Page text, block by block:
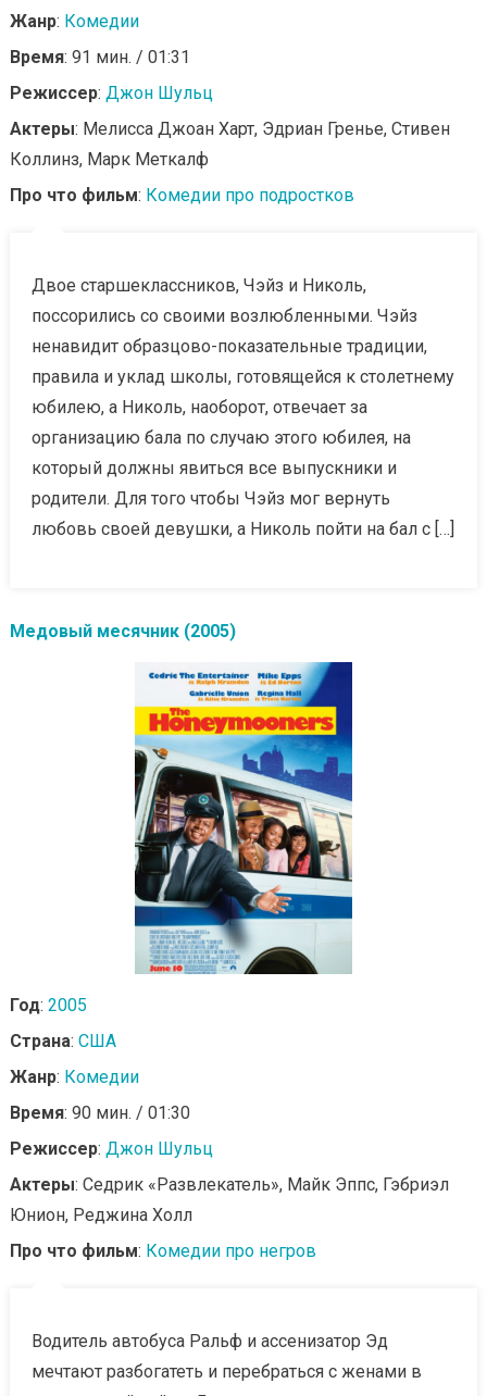
Жанр: Комедии
Время: 91 мин. / 01:31
Режиссер: Джон Шульц
Актеры: Мелисса Джоан Харт, Эдриан Гренье, Стивен
Коллинз, Марк Меткалф
Про что фильм: Комедии про подростков
Двое старшеклассников, Чэйз и Николь,
поссорились со своими возлюбленными. Чэйз
ненавидит образцово-показательные традиции,
правила и уклад школы, готовящейся к столетнему
юбилею, а Николь, наоборот, отвечает за
организацию бала по случаю этого юбилея, на
который должны явиться все выпускники и
родители. Для того чтобы Чэйз мог вернуть
любовь своей девушки, а Николь пойти на бал с […]
Медовый месячник (2005)
Год: 2005
Страна: США
Жанр: Комедии
Время: 90 мин. / 01:30
Режиссер: Джон Шульц
Актеры: Седрик «Развлекатель», Майк Эппс, Гэбриэл
Юнион, Реджина Холл
Про что фильм: Комедии про негров
Водитель автобуса Ральф и ассенизатор Эд
мечтают разбогатеть и перебраться с женами в